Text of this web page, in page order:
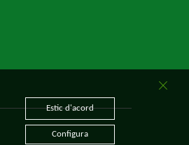
Estic d'acord
Configura